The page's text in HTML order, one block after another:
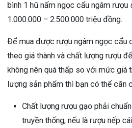
bình 1 hũ nấm ngọc cẩu ngâm rượu
1.000.000 – 2.500.000 triệu đồng.
Để mua được rượu ngâm ngọc cẩu
theo giá thành và chất lượng rượu
không nên quá thấp so với mức giá
lượng sản phẩm thì bạn có thể căn
Chất lượng rượu gạo phải
truyền thống, nếu là rượu nếp